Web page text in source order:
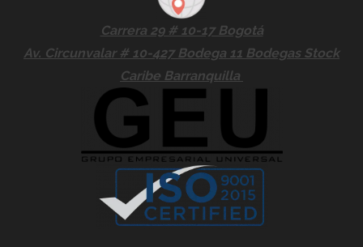
Carrera 29 # 10-17 Bogotá
Av. Circunvalar # 10-427 Bodega 11 Bodegas Stock
Caribe Barranquilla